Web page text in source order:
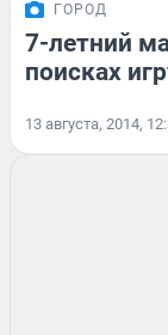
ГОРОД
7-летний
поисках
13 августа, 2014,